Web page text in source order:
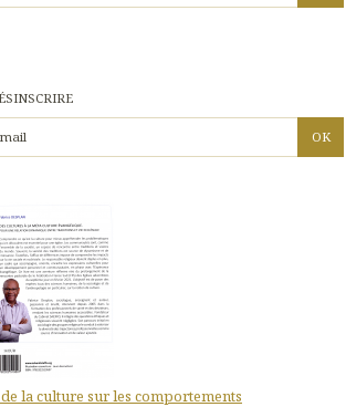
la culture sur les comportements